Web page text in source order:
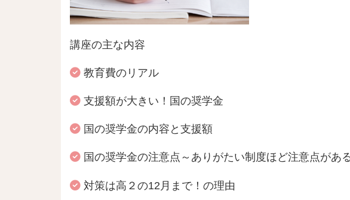
講座の主な内容
教育費のリアル
支援額が大きい！国の奨学金
国の奨学金の内容と支援額
国の奨学金の注意点～ありがたい制度ほど注意点があ
対策は高２の12月まで！の理由